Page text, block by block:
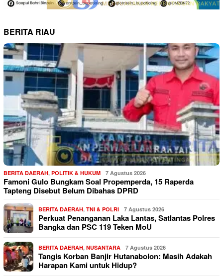
BERITA RIAU
BERITA DAERAH, POLITIK & HUKUM 7 Agustus 2026
Famoni Gulo Bungkam Soal Propemperda, 15 Raperda
Tapteng Disebut Belum Dibahas DPRD
BERITA DAERAH, TNI & POLRI 7 Agustus 2026
Perkuat Penanganan Laka Lantas, Satlantas Polres
Bangka dan PSC 119 Teken MoU
BERITA DAERAH, NUSANTARA 7 Agustus 2026
Tangis Korban Banjir Hutanabolon: Masih Adakah
Harapan Kami untuk Hidup?